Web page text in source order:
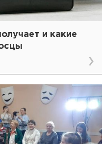
и какие